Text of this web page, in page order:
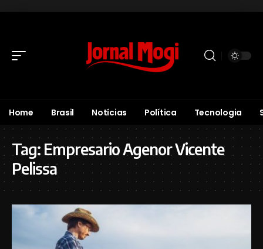
Home Brasil Notícias Política Tecnologia
Tag: Empresario Agenor Vicente
Pelissa